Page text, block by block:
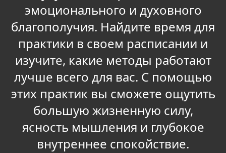
эмоционального и духовного
благополучия. Найдите время для
практики в своем расписании и
изучите, какие методы работают
лучше всего для вас. С помощью
этих практик вы сможете ощутить
большую жизненную силу,
ясность мышления и глубокое
внутреннее спокойствие.